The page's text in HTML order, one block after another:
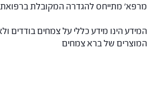
מרפא' מתייחס להגדרה המקובלת
המידע הינו מידע כללי על צמחים בודדים
המוצרים של ברא צמחים